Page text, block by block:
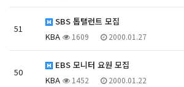
51
SBS 톱탤런트 모집
KBA
1609 2000.01.27
50
EBS 모니터 요원 모집
KBA
1452 2000.01.22